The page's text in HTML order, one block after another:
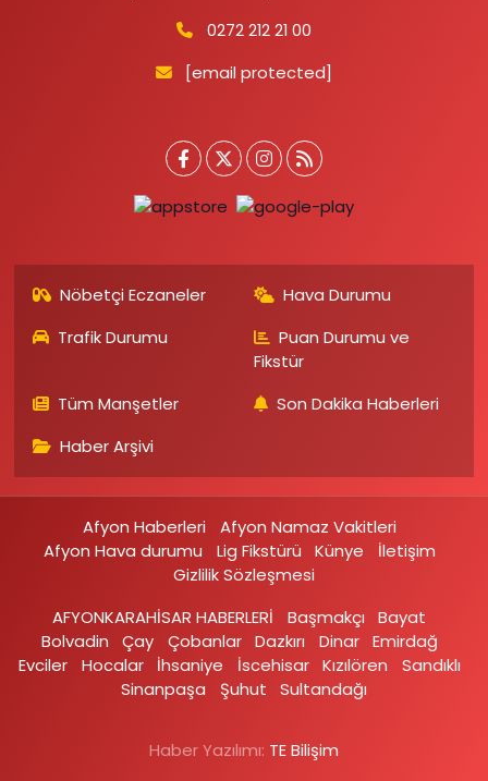
0272 212 21 00
[email protected]
Nöbetçi Eczaneler
Hava Durumu
Trafik Durumu
Puan Durumu ve
Fikstür
Tüm Manşetler
Son Dakika Haberleri
Haber Arşivi
Afyon Haberleri
Afyon Namaz Vakitleri
Afyon Hava durumu
Lig Fikstürü Künye
İletişim
Gizlilik Sözleşmesi
AFYONKARAHİSAR HABERLERİ
Başmakçı
Bayat
Bolvadin
Çay Çobanlar Dazkırı Dinar Emirdağ‎
Evciler‎
Hocalar İhsaniye‎ İscehisar Kızılören‎
Sandıklı‎
Sinanpaşa
Şuhut Sultandağı
Haber Yazılımı: TE Bilişim